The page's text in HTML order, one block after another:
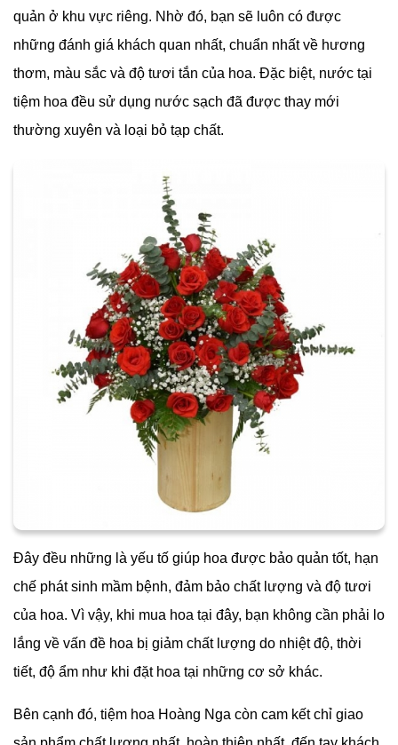
quản ở khu vực riêng. Nhờ đó, bạn sẽ luôn có được
những đánh giá khách quan nhất, chuẩn nhất về hương
thơm, màu sắc và độ tươi tắn của hoa. Đặc biệt, nước tại
tiệm hoa đều sử dụng nước sạch đã được thay mới
thường xuyên và loại bỏ tạp chất.
Đây đều những là yếu tố giúp hoa được bảo quản tốt, hạn
chế phát sinh mầm bệnh, đảm bảo chất lượng và độ tươi
của hoa. Vì vậy, khi mua hoa tại đây, bạn không cần phải lo
lắng về vấn đề hoa bị giảm chất lượng do nhiệt độ, thời
tiết, độ ẩm như khi đặt hoa tại những cơ sở khác.
Bên cạnh đó, tiệm hoa Hoàng Nga còn cam kết chỉ giao